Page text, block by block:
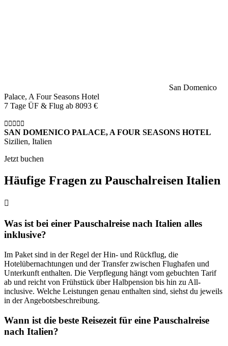
San Domenico
Palace, A Four Seasons Hotel
7 Tage ÜF & Flug ab 8093 €
SAN DOMENICO PALACE, A FOUR SEASONS HOTEL
Sizilien, Italien
Jetzt buchen
Häufige Fragen zu Pauschalreisen Italien
Was ist bei einer Pauschalreise nach Italien alles
inklusive?
Im Paket sind in der Regel der Hin- und Rückflug, die
Hotelübernachtungen und der Transfer zwischen Flughafen und
Unterkunft enthalten. Die Verpflegung hängt vom gebuchten Tarif
ab und reicht von Frühstück über Halbpension bis hin zu All-
inclusive. Welche Leistungen genau enthalten sind, siehst du jeweils
in der Angebotsbeschreibung.
Wann ist die beste Reisezeit für eine Pauschalreise
nach Italien?